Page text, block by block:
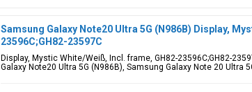
Samsung Galaxy Note20 Ultra 5G (N986B) Display,
23596C;GH82-23597C
Display, Mystic White/Weiß, Incl. frame, GH82-23596C;GH82-
Galaxy Note20 Ultra 5G (N986B), Samsung Galaxy Note 20 Ultra